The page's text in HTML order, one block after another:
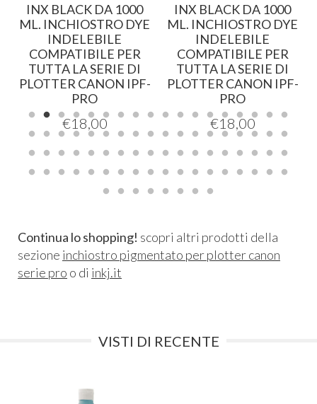
INX BLACK DA 1000
ML. INCHIOSTRO DYE
INDELEBILE
COMPATIBILE PER
TUTTA LA SERIE DI
PLOTTER CANON IPF-
PRO
€18,00
INX BLACK DA 1000
ML. INCHIOSTRO DYE
INDELEBILE
COMPATIBILE PER
TUTTA LA SERIE DI
PLOTTER CANON IPF-
PRO
€18,00
Continua lo shopping! scopri altri prodotti della
sezione inchiostro pigmentato per plotter canon
serie pro o di inkj.it
VISTI DI RECENTE